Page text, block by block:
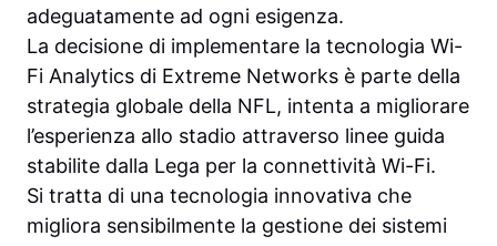
adeguatamente ad ogni esigenza.
La decisione di implementare la tecnologia Wi-
Fi Analytics di Extreme Networks è parte della
strategia globale della NFL, intenta a migliorare
l’esperienza allo stadio attraverso linee guida
stabilite dalla Lega per la connettività Wi-Fi.
Si tratta di una tecnologia innovativa che
migliora sensibilmente la gestione dei sistemi